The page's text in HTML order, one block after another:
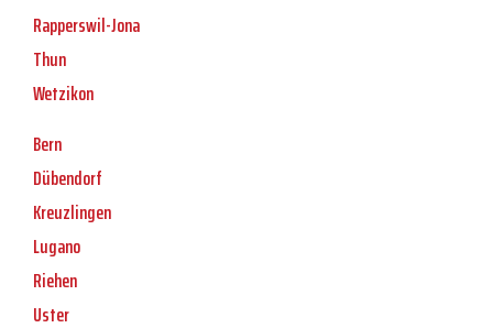
Rapperswil-Jona
Thun
Wetzikon
Bern
Dübendorf
Kreuzlingen
Lugano
Riehen
Uster